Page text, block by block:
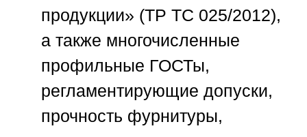
продукции» (ТР ТС 025/2012),
а также многочисленные
профильные ГОСТы,
регламентирующие допуски,
прочность фурнитуры,